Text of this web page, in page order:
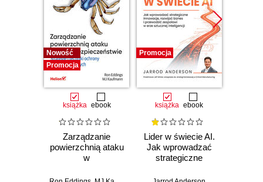
Nowość
Promocja
książka ebook
Zarządzanie
powierzchnią ataku
w
Strategie i techniki
Promocja
książka ebook
Lider w świecie AI.
Jak wprowadzać
strategiczne
biznes i